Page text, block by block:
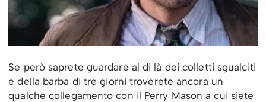
Se però saprete guardare al di là dei colletti sgualciti
e della barba di tre giorni troverete ancora un
qualche collegamento con il Perry Mason a cui siete